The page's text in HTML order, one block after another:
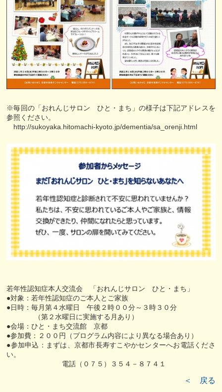
※毎回の「おれんじサロン ひと・まち」の様子は下記アドレスを
参照ください。
http://sukoyaka.hitomachi-kyoto.jp/dementia/sa_orenji.html
若年性認知症本人交流会 「おれんじサロン ひと・まち」
●対象：若年性認知症のご本人とご家族
●日時：毎月第４水曜日 午後２時００分～３時３０分
（第２水曜日に実施する月あり）
●会場：ひと・まち交流館 京都
●参加費：２００円（プログラム内容により異なる場合あり）
●参加申込：まずは、京都市長寿すこやかセンターへお電話くださ
い。
電話（０７５）３５４－８７４１
＜ 戻る